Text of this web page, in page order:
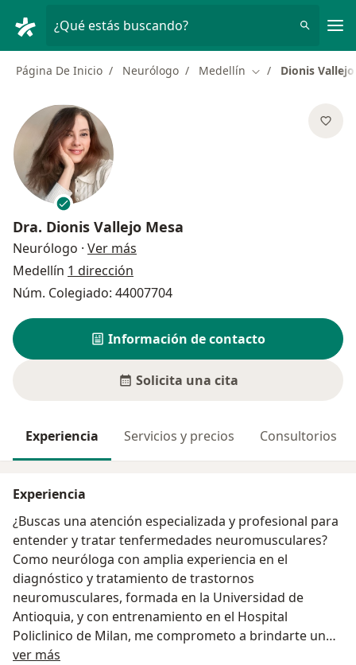
¿Qué estás buscando?
Página De Inicio Neurólogo Medellín Cambiar de ciudad
Dionis
Dra. Dionis Vallejo Mesa
Neurólogo · Ver más
Medellín 1 dirección
Núm. Colegiado: 44007704
Información de contacto
Solicita una cita
Experiencia Servicios y precios Consultorios
Experiencia
¿Buscas una atención especializada y profesional para
entender y tratar tenfermedades neuromusculares?
Como neuróloga con amplia experiencia en el
diagnóstico y tratamiento de trastornos
neuromusculares, formada en la Universidad de
Antioquia, y con entrenamiento en el Hospital
Policlinico de Milan, me comprometo a brindarte un
enfoque personalizado y basado en los últimos
ver más